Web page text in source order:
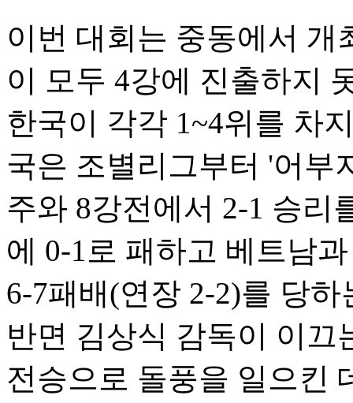
이번 대회는 중동에서
이 모두 4강에 진출하지
한국이 각각 1~4위를 차
국은 조별리그부터 '어부
주와 8강전에서 2-1 승리
에 0-1로 패하고 베트남
6-7패배(연장 2-2)를 당
반면 김상식 감독이 이끄
전승으로 돌풍을 일으킨